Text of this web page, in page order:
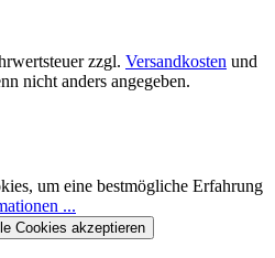
zzgl. Versandkosten und
nicht anders angegeben.
um eine bestmögliche Erfahrung
...
Cookies akzeptieren